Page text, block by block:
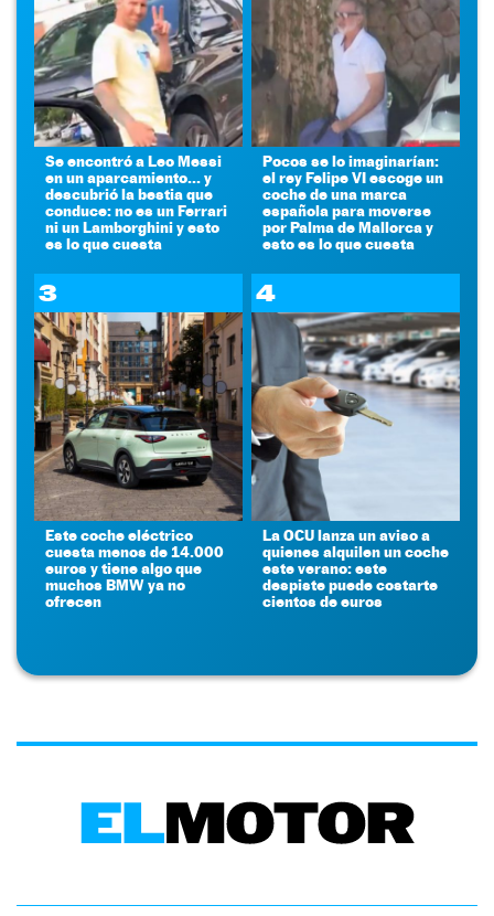
Se encontró a Leo Messi
en un aparcamiento... y
descubrió la bestia que
conduce: no es un Ferrari
ni un Lamborghini y esto
es lo que cuesta
Pocos se lo imaginarían:
el rey Felipe VI escoge un
coche de una marca
española para moverse
por Palma de Mallorca y
esto es lo que cuesta
3
Este coche eléctrico
cuesta menos de 14.000
euros y tiene algo que
muchos BMW ya no
ofrecen
4
La OCU lanza un aviso a
quienes alquilen un coche
este verano: este
despiste puede costarte
cientos de euros